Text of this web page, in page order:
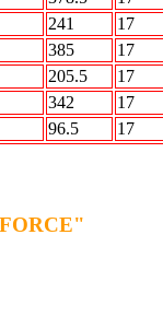
241
17
385
17
205.5
17
342
17
96.5 17